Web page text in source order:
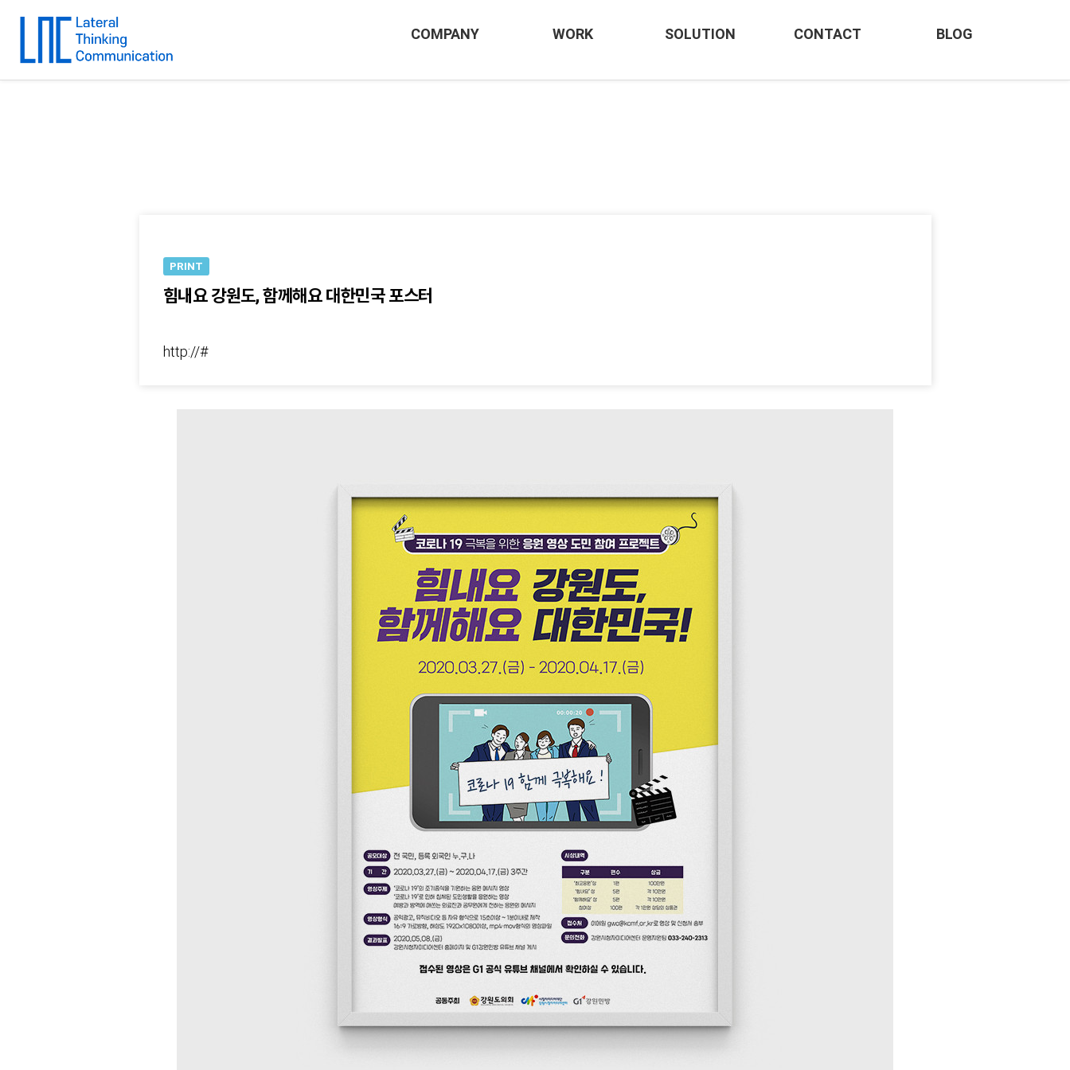
COMPANY WORK SOLUTION CONTACT BLOG
PRINT
힘내요 강원도, 함께해요 대한민국 포스터
http://#